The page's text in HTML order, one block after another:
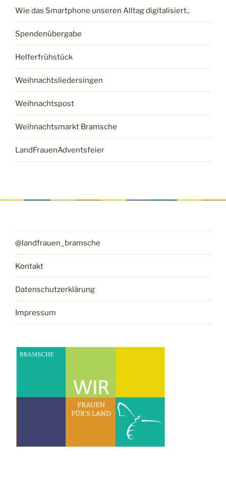
Wie das Smartphone unseren Alltag digitalisiert..
Spendenübergabe
Helferfrühstück
Weihnachtsliedersingen
Weihnachtspost
Weihnachtsmarkt Bramsche
LandFrauenAdventsfeier
@landfrauen_bramsche
Kontakt
Datenschutzerklärung
Impressum